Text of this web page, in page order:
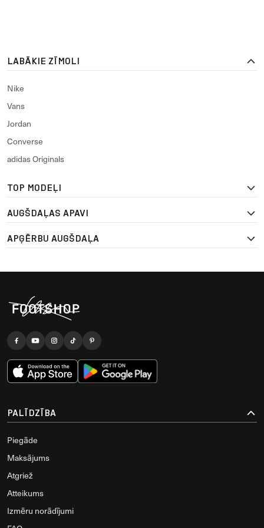
LABĀKIE ZĪMOLI
Nike
Vans
Jordan
Converse
adidas Originals
TOP MODEĻI
AUGŠDAĻAS APAVI
APĢĒRBU AUGŠDAĻA
PALĪDZĪBA
Piegāde
Maksājums
Atgriež
Atteikums
Izmēru norādījumi